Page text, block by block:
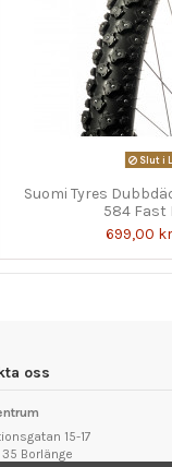
Slut i
Suomi Tyres
584 Fast
699,00
oss
15-17
Borlänge